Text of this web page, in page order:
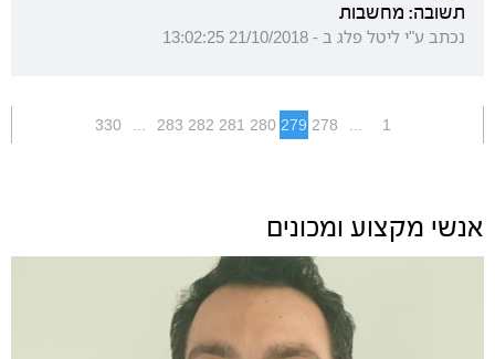
תשובה: מחשבות
נכתב ע"י ליטל פלג ב - 21/10/2018 13:02:25
1
...
278
279
280
281
282
283
...
330
אנשי מקצוע ומכונים